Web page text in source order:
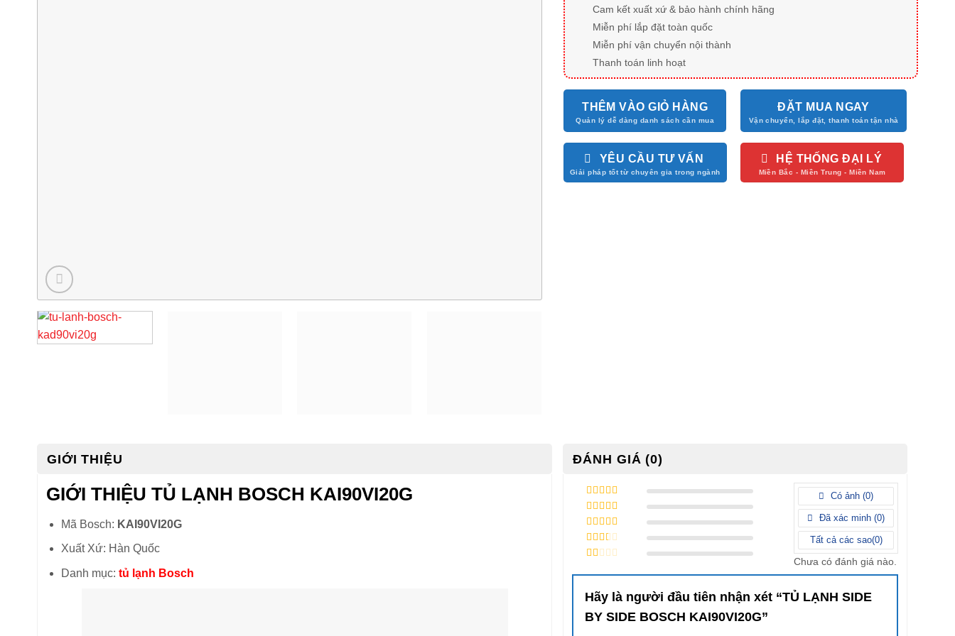
Cam kết xuất xứ & bảo hành chính hãng
Miễn phí lắp đặt toàn quốc
Miễn phí vận chuyển nội thành
Thanh toán linh hoạt
THÊM VÀO GIỎ HÀNG ĐẶT MUA NGAY
YÊU CẦU TƯ VẤN HỆ THỐNG ĐẠI LÝ
GIỚI THIỆU
GIỚI THIỆU TỦ LẠNH BOSCH KAI90VI20G
Mã Bosch: KAI90VI20G
Xuất Xứ: Hàn Quốc
Danh mục: tủ lạnh Bosch
ĐÁNH GIÁ (0)
5 / 5 điểm
4 / 5 điểm
3 / 5
2 / 5
5
Có ảnh (0)
Đã xác minh (0)
Tất cả các sao(0)
Chưa có đánh giá nào.
Hãy là người đầu tiên nhận xét “TỦ LẠNH SIDE
BY SIDE BOSCH KAI90VI20G”